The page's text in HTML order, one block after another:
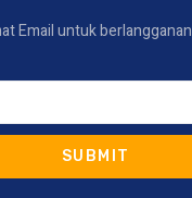
Email untuk berlangganan
SUBMIT